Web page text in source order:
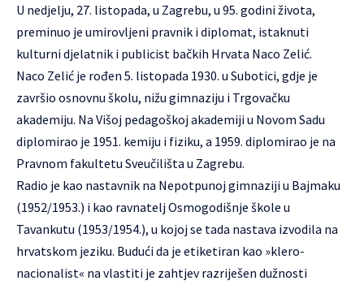
U nedjelju, 27. listopada, u Zagrebu, u 95. godini života,
preminuo je umirovljeni pravnik i diplomat, istaknuti
kulturni djelatnik i publicist bačkih Hrvata Naco Zelić.
Naco Zelić je rođen 5. listopada 1930. u Subotici, gdje je
završio osnovnu školu, nižu gimnaziju i Trgovačku
akademiju. Na Višoj pedagoškoj akademiji u Novom Sadu
diplomirao je 1951. kemiju i fiziku, a 1959. diplomirao je na
Pravnom fakultetu Sveučilišta u Zagrebu.
Radio je kao nastavnik na Nepotpunoj gimnaziji u Bajmaku
(1952/1953.) i kao ravnatelj Osmogodišnje škole u
Tavankutu (1953/1954.), u kojoj se tada nastava izvodila na
hrvatskom jeziku. Budući da je etiketiran kao »klero-
nacionalist« na vlastiti je zahtjev razriješen dužnosti